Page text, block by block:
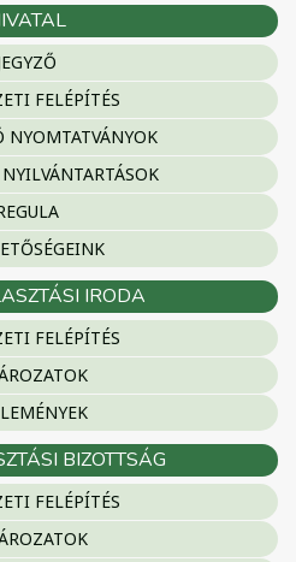
FELÉPÍTÉS
NYOMTATVÁNYOK
IRODA
FELÉPÍTÉS
BIZOTTSÁG
FELÉPÍTÉS